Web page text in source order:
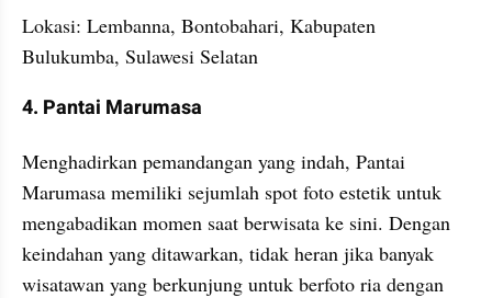
Lokasi: Lembanna, Bontobahari, Kabupaten
Bulukumba, Sulawesi Selatan
4. Pantai Marumasa
Menghadirkan pemandangan yang indah, Pantai
Marumasa memiliki sejumlah spot foto estetik untuk
mengabadikan momen saat berwisata ke sini. Dengan
keindahan yang ditawarkan, tidak heran jika banyak
wisatawan yang berkunjung untuk berfoto ria dengan